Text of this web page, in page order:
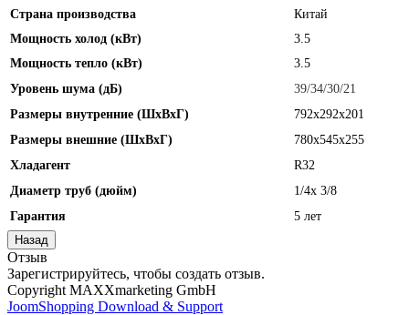
Страна производства
Китай
Мощность холод (кВт)
3.5
Мощность тепло (кВт)
3.5
Уровень шума (дБ)
39/34/30/21
Размеры внутренние (ШхВхГ)
792x292x201
Размеры внешние (ШхВхГ)
780x545x255
Хладагент
R32
Диаметр труб (дюйм)
1/4x 3/8
Гарантия
5 лет
Отзыв
Зарегистрируйтесь, чтобы создать отзыв.
Copyright MAXXmarketing GmbH
JoomShopping Download & Support